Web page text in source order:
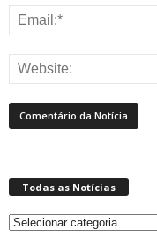
Todas as Notícias
Todas